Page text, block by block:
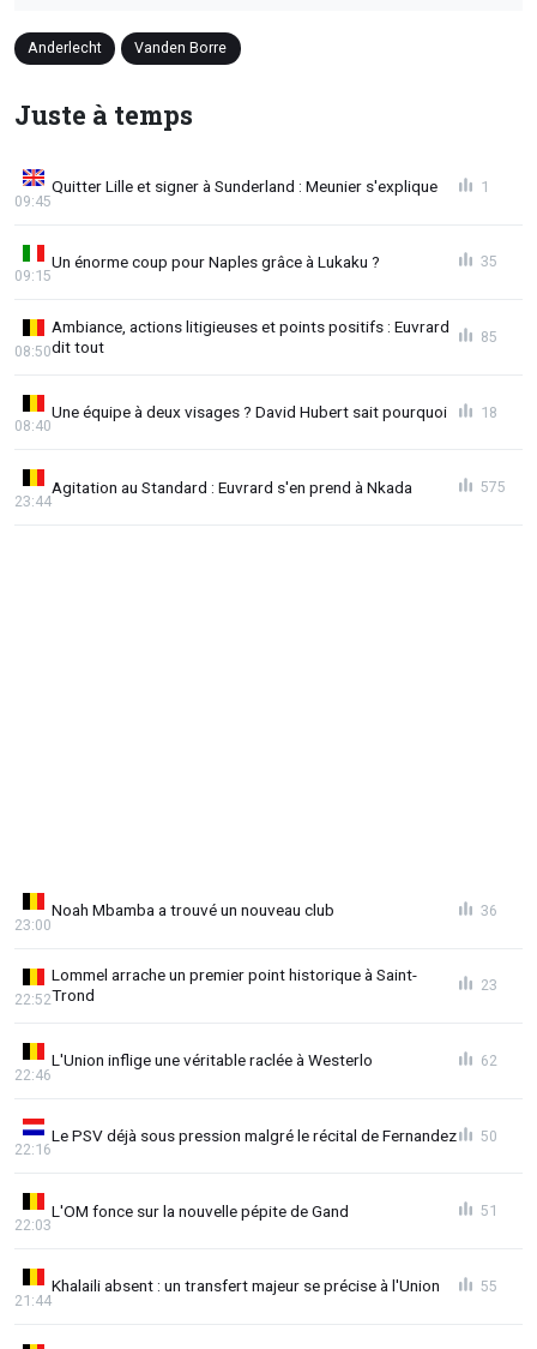
Anderlecht Vanden Borre
Juste à temps
Quitter Lille et signer à Sunderland : Meunier s'explique
09:45
1
Un énorme coup pour Naples grâce à Lukaku ?
09:15
35
Ambiance, actions litigieuses et points positifs : Euvrard
dit tout
08:50
85
Une équipe à deux visages ? David Hubert sait pourquoi
08:40
18
Agitation au Standard : Euvrard s'en prend à Nkada
23:44
575
Noah Mbamba a trouvé un nouveau club
23:00
36
Lommel arrache un premier point historique à Saint-
Trond
22:52
23
L'Union inflige une véritable raclée à Westerlo
22:46
62
Le PSV déjà sous pression malgré le récital de Fernandez
22:16
50
L'OM fonce sur la nouvelle pépite de Gand
22:03
51
Khalaili absent : un transfert majeur se précise à l'Union
21:44
55